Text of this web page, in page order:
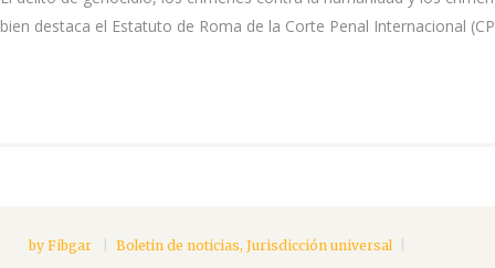
bien destaca el Estatuto de Roma de la Corte Penal Internacional
by Fibgar Boletin de noticias, Jurisdicción universal